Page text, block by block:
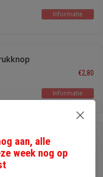
Informatie
€2,80
Informatie
aan, alle
week nog op